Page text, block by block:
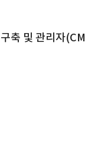
축 및 관리자(CM